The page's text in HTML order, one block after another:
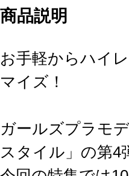
商品説明
お手軽からハイ
マイズ！
ガールズプラモ
スタイル」の第4